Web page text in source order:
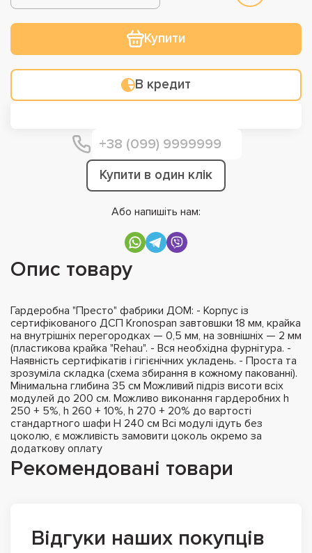
Купити
В кредит
Купити в один клік
Або напишіть нам:
Опис товару
Гардеробна "Престо" фабрики ДОМ: - Корпус із
сертифікованого ДСП Kronospan завтовшки 18 мм, крайка
на внутрішніх перегородках — 0,5 мм, на зовнішніх — 2 мм
(пластикова крайка "Rehau". - Вся необхідна фурнітура. -
Наявність сертифікатів і гігієнічних укладень. - Проста та
зрозуміла складка (схема збирання в кожному пакованні).
Мінимальна глибина 35 см Можливий підріз висоти всіх
модулей до 200 см. Можливо виконання гардеробних h
250 + 5%, h 260 + 10%, h 270 + 20% до вартості
стандартного шафи H 240 см Всі модулі ідуть без
цоколю, є можливість замовити цоколь окремо за
додаткову оплату
Рекомендовані товари
Відгуки наших покупців